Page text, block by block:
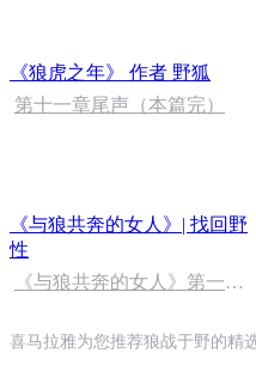
《狼虎之年》 作者 野狐
第十一章尾声（本篇完）
《与狼共奔的女人》| 找回野
性
《与狼共奔的女人》第一章
喜马拉雅为您推荐狼战于野的精